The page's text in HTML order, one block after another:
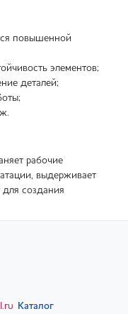
повышенной
элементов;
деталей;
рабочие
выдерживает
создания
Каталог